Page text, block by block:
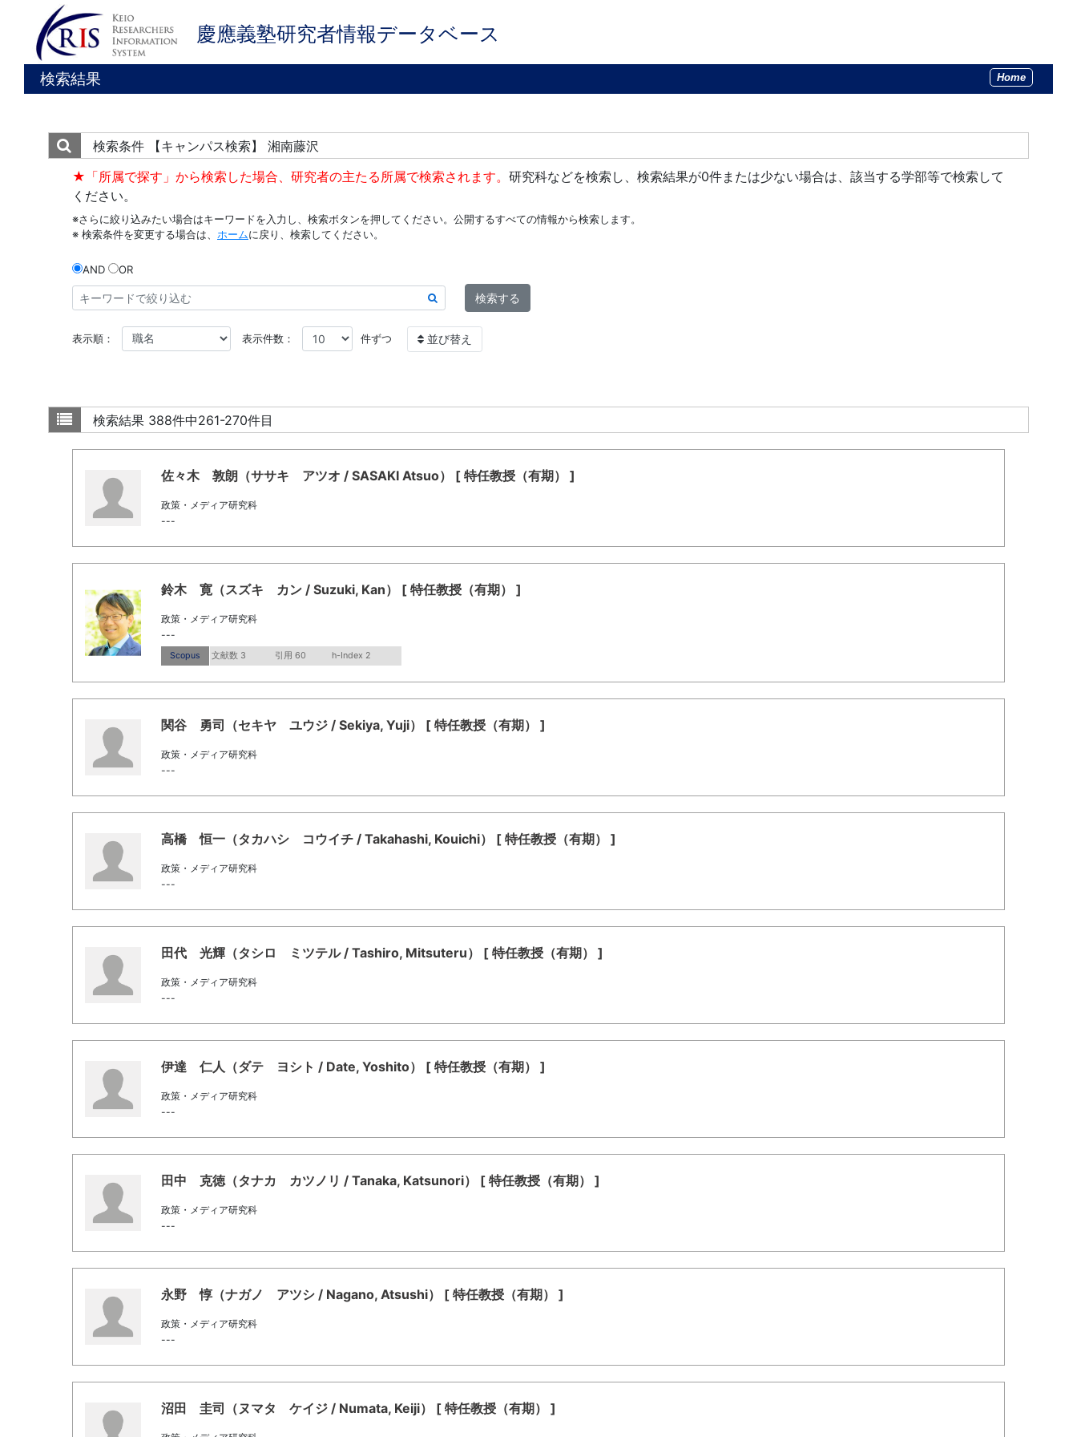
慶應義塾研究者情報データベース
検索結果 Home
検索条件
【キャンパス検索】 湘南藤沢
★「所属で探す」から検索した場合、研究者の主たる所属で検索されます。 研究科などを検索し、検索結果が0件または少ない場合は、該当する学部等で検索して
ください。
※さらに絞り込みたい場合はキーワードを入力し、検索ボタンを押してください。公開するすべての情報から検索します。
※ 検索条件を変更する場合は、 ホームに戻り、検索してください。
AND OR
検索する
表示順： 表示件数： 件ずつ 並び替え
検索結果 388件中261-270件目
佐々木 敦朗（ササキ アツオ / SASAKI Atsuo） [ 特任教授（有期） ]
政策・メディア研究科
---
鈴木 寛（スズキ カン / Suzuki, Kan） [ 特任教授（有期） ]
政策・メディア研究科
---
Scopus 文献数 3 引用 60 h-Index 2
関谷 勇司（セキヤ ユウジ / Sekiya, Yuji） [ 特任教授（有期） ]
政策・メディア研究科
---
高橋 恒一（タカハシ コウイチ / Takahashi, Kouichi） [ 特任教授（有期） ]
政策・メディア研究科
---
田代 光輝（タシロ ミツテル / Tashiro, Mitsuteru） [ 特任教授（有期） ]
政策・メディア研究科
---
伊達 仁人（ダテ ヨシト / Date, Yoshito） [ 特任教授（有期） ]
政策・メディア研究科
---
田中 克徳（タナカ カツノリ / Tanaka, Katsunori） [ 特任教授（有期） ]
政策・メディア研究科
---
永野 惇（ナガノ アツシ / Nagano, Atsushi） [ 特任教授（有期） ]
政策・メディア研究科
---
沼田 圭司（ヌマタ ケイジ / Numata, Keiji） [ 特任教授（有期） ]